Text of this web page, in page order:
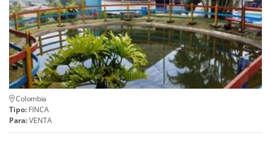
Colombia
Tipo: FINCA
Para:VENTA